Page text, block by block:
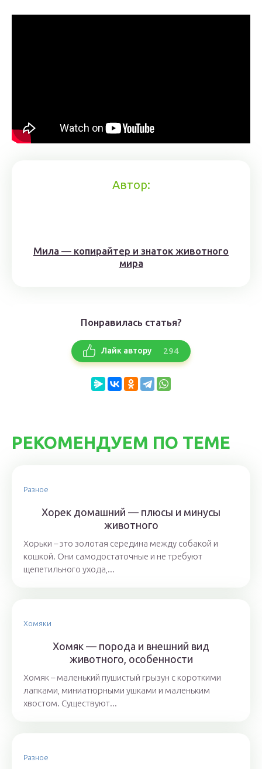
Автор:
Мила — копирайтер и знаток животного
мира
Понравилась статья?
Лайк автору 294
РЕКОМЕНДУЕМ ПО ТЕМЕ
Разное
Хорек домашний — плюсы и минусы
животного
Хорьки – это золотая середина между собакой и
кошкой. Они самодостаточные и не требуют
щепетильного ухода,...
Хомяки
Хомяк — порода и внешний вид
животного, особенности
Хомяк – маленький пушистый грызун с короткими
лапками, миниатюрными ушками и маленьким
хвостом. Существуют...
Разное